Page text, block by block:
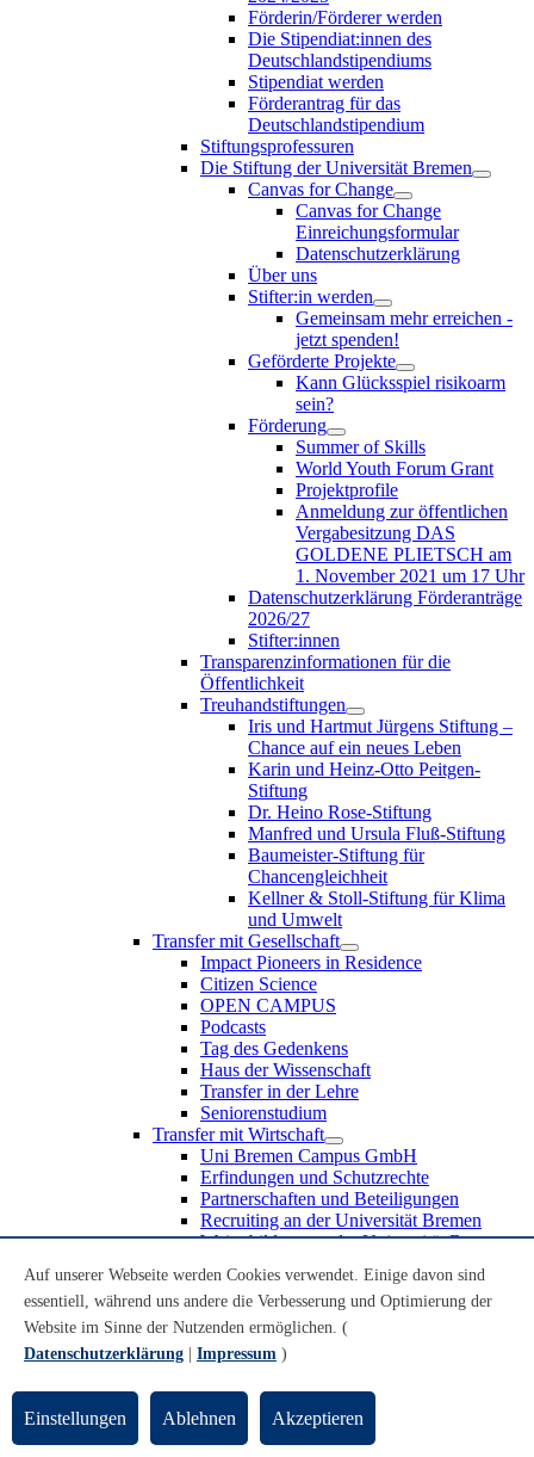
Förderin/Förderer werden
Die Stipendiat:innen des
Deutschlandstipendiums
Stipendiat werden
Förderantrag für das
Deutschlandstipendium
Stiftungsprofessuren
Die Stiftung der Universität Bremen
Canvas for Change
Canvas for Change
Einreichungsformular
Datenschutzerklärung
Über uns
Stifter:in werden
Gemeinsam mehr erreichen -
jetzt spenden!
Geförderte Projekte
Kann Glücksspiel risikoarm
sein?
Förderung
Summer of Skills
World Youth Forum Grant
Projektprofile
Anmeldung zur öffentlichen
Vergabesitzung DAS
GOLDENE PLIETSCH am
1. November 2021 um 17 Uhr
Datenschutzerklärung Förderanträge
2026/27
Stifter:innen
Transparenzinformationen für die
Öffentlichkeit
Treuhandstiftungen
Iris und Hartmut Jürgens Stiftung –
Chance auf ein neues Leben
Karin und Heinz-Otto Peitgen-
Stiftung
Dr. Heino Rose-Stiftung
Manfred und Ursula Fluß-Stiftung
Baumeister-Stiftung für
Chancengleichheit
Kellner & Stoll-Stiftung für Klima
und Umwelt
Transfer mit Gesellschaft
Impact Pioneers in Residence
Citizen Science
OPEN CAMPUS
Podcasts
Tag des Gedenkens
Haus der Wissenschaft
Transfer in der Lehre
Seniorenstudium
Transfer mit Wirtschaft
Uni Bremen Campus GmbH
Erfindungen und Schutzrechte
Partnerschaften und Beteiligungen
Recruiting an der Universität Bremen
Weiterbildung an der Universität Bremen
Schülerinnen und Schüler
MINT-Schnupperstudium
Schulklassen
Lehrkräfte
UniTransfer - Servicestelle für Transferaktivitäten
Transfermagazin der Universität Bremen
Auf unserer Webseite werden Cookies verwendet. Einige davon sind
essentiell, während uns andere die Verbesserung und Optimierung der
Website im Sinne der Nutzenden ermöglichen. (
Datenschutzerklärung
Impressum )
Einstellungen Ablehnen Akzeptieren